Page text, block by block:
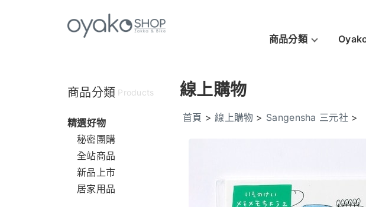
商品分類
商品分類 Products
精選好物
秘密團購
全站商品
新品上市
居家用品
線上購物
首頁 >線上購物 > Sangensha 三元社 >